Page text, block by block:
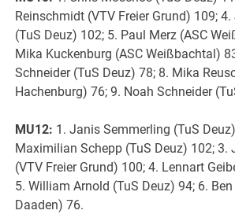
Reinschmidt (VTV Freier Grund) 109;
(TuS Deuz) 102; 5. Paul Merz (ASC
Mika Kuckenburg (ASC Weißbachtal)
Schneider (TuS Deuz) 78; 8. Mika
Hachenburg) 76; 9. Noah Schneider
MU12: 1. Janis Semmerling (TuS
Maximilian Schepp (TuS Deuz) 102; 3.
(VTV Freier Grund) 100; 4. Lennart
5. William Arnold (TuS Deuz) 94; 6.
Daaden) 76.